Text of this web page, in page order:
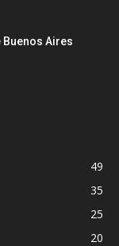
Buenos Aires
49
35
25
20